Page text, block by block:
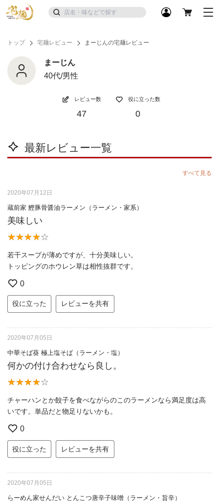
トップ 宅麺レビュー まーじんの宅麺レビュー
まーじん
40代/男性
レビュー数
47
役に立った数
0
最新レビュー一覧
すべて見る
2020年07月12日
蔵前家 鰹豚骨醤油ラーメン（ラーメン・家系）
美味しい
若干スープが薄めですが、十分美味しい。
トッピングのホウレン草は相性抜群です。
0
役に立った レビューを共有
2020年07月05日
中華そば葵 極上塩そば（ラーメン・塩）
何かの付け合わせなら良し。
チャーハンとか餃子を食べながらのこのラーメンなら満足度は高
いです。単品だと物足りないかも。
0
役に立った レビューを共有
2020年07月05日
らーめん家せんだい とんこつ唐辛子味噌（ラーメン・旨辛）